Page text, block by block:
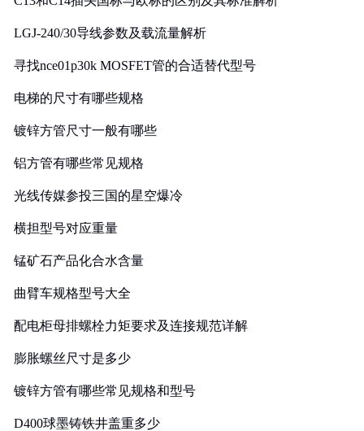
LGJ-240/30导线参数及载流量解析
寻找nce01p30k MOSFET管的合适替代型号
电梯的尺寸有哪些规格
镀锌方管尺寸一般有哪些
铝方管有哪些常见规格
光线传媒参投三国的星空爆冷
横担型号对应重量
锰矿石产品化合水含量
曲臂车规格型号大全
配电柜母排螺栓力矩要求及连接规范详解
膨胀螺丝尺寸是多少
镀锌方管有哪些常见规格和型号
D400球墨铸铁井盖重多少